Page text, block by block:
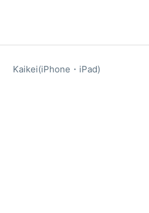
Kaikei(iPhone・iPad)